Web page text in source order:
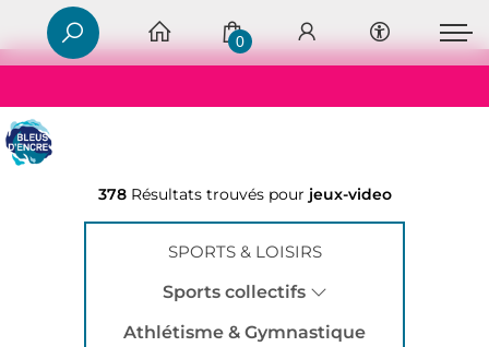
0
378 Résultats trouvés pour jeux-video
SPORTS & LOISIRS
Sports collectifs
Athlétisme & Gymnastique